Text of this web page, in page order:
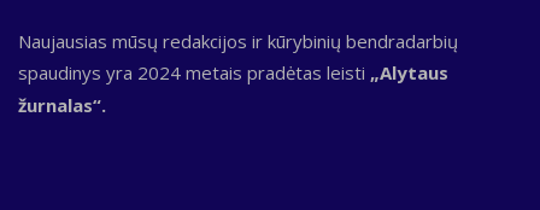
Naujausias mūsų redakcijos ir kūrybinių bendradarbių
spaudinys yra 2024 metais pradėtas leisti „Alytaus
žurnalas“.